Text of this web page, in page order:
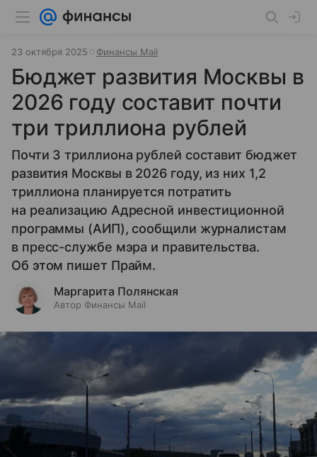
23 октября 2025 Финансы Mail
Бюджет развития Москвы в
2026 году составит почти
три триллиона рублей
Почти 3 триллиона рублей составит бюджет
развития Москвы в 2026 году, из них 1,2
триллиона планируется потратить
на реализацию Адресной инвестиционной
программы (АИП), сообщили журналистам
в пресс-службе мэра и правительства.
Об этом пишет Прайм.
Маргарита Полянская
Автор Финансы Mail